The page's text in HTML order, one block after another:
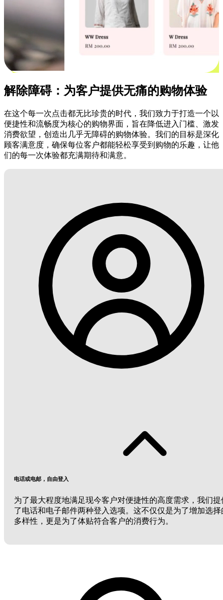
解除障碍：为客户提供无痛的购物体验
在这个每一次点击都无比珍贵的时代，我们致力于打造一个以
便捷性和流畅度为核心的购物界面，旨在降低进入门槛、激发
消费欲望，创造出几乎无障碍的购物体验。我们的目标是深化
顾客满意度，确保每位客户都能轻松享受到购物的乐趣，让他
们的每一次体验都充满期待和满意。
电话或电邮，自由登入
为了最大程度地满足现今客户对便捷性的高度需求，我们提
了电话和电子邮件两种登入选项。这不仅仅是为了增加选择
多样性，更是为了体贴符合客户的消费行为。